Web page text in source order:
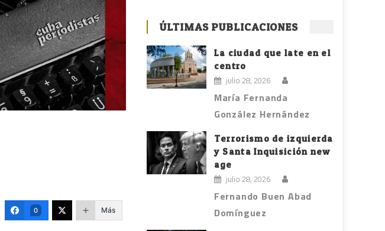
0 Más
ÚLTIMAS PUBLICACIONES
La ciudad que late en el
centro
julio 28, 2026
María Fernanda
González Hernández
Terrorismo de izquierda
y Santa Inquisición new
age
julio 28, 2026
Fernando Buen Abad
Domínguez